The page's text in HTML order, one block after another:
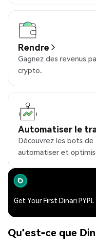
Rendre
Gagnez des revenus
crypto.
Automatiser le
Découvrez les bots
automatiser et
Get Your First Dinari
Qu'est-ce que